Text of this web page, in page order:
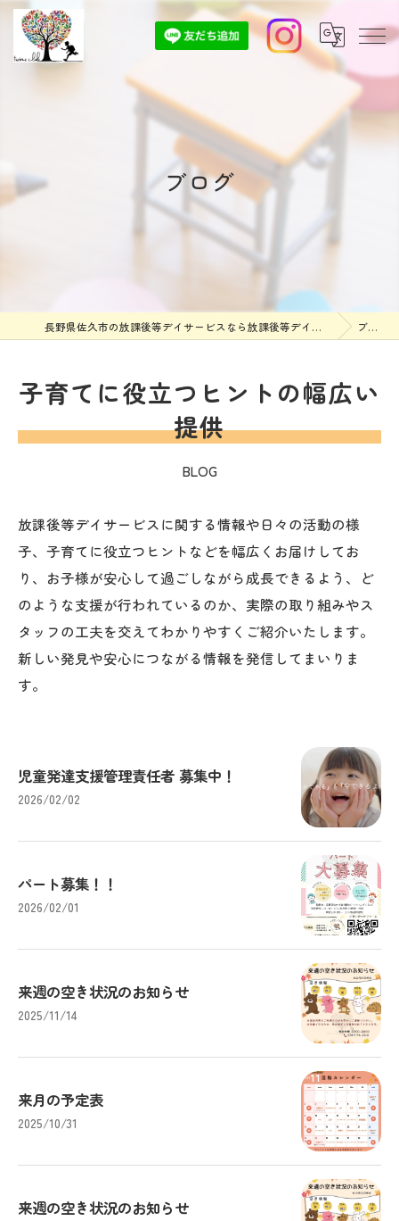
ブログ
長野県佐久市の放課後等デイサービスなら放課後等デイサービスついんずくらぶ ブログ
子育てに役立つヒントの幅広い
提供
BLOG
放課後等デイサービスに関する情報や日々の活動の様
子、子育てに役立つヒントなどを幅広くお届けしてお
り、お子様が安心して過ごしながら成長できるよう、ど
のような支援が行われているのか、実際の取り組みやス
タッフの工夫を交えてわかりやすくご紹介いたします。
新しい発見や安心につながる情報を発信してまいりま
す。
児童発達支援管理責任者 募集中！
2026/02/02
パート募集！！
2026/02/01
来週の空き状況のお知らせ
2025/11/14
来月の予定表
2025/10/31
来週の空き状況のお知らせ